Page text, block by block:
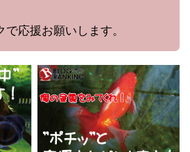
で応援お願いします。